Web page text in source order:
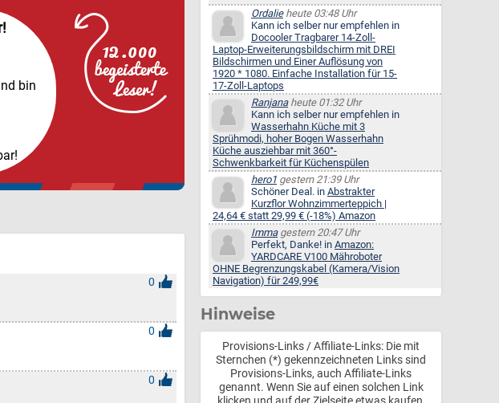
bin
0
0
0
Ordalieheute 03:48 Uhr
Kann ich selber nur empfehlen in
Docooler Tragbarer 14-Zoll-
Laptop-Erweiterungsbildschirm mit DREI
Bildschirmen und Einer Auflösung von
1920 * 1080. Einfache Installation für 15-
17-Zoll-Laptops
Ranjanaheute 01:32 Uhr
Kann ich selber nur empfehlen in
Wasserhahn Küche mit 3
Sprühmodi, hoher Bogen Wasserhahn
Küche ausziehbar mit 360°-
Schwenkbarkeit für Küchenspülen
hero1 gestern 21:39 Uhr
Schöner Deal. in Abstrakter
Kurzflor Wohnzimmerteppich |
24,64 € statt 29,99 € (-18%) Amazon
Immagestern 20:47 Uhr
Perfekt, Danke! in Amazon:
YARDCARE V100 Mähroboter
OHNE Begrenzungskabel (Kamera/Vision
Navigation) für 249,99€
Hinweise
Provisions-Links / Affiliate-Links: Die mit
Sternchen (*) gekennzeichneten Links sind
Provisions-Links, auch Affiliate-Links
genannt. Wenn Sie auf einen solchen Link